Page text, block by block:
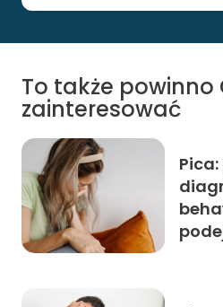
To także powinno
zainteresować